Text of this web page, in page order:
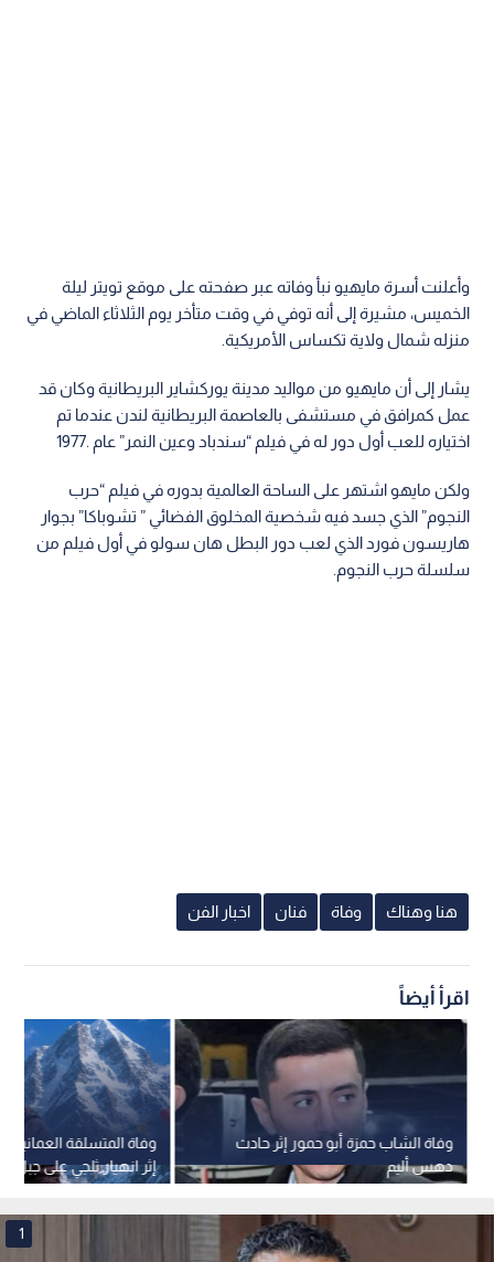
وأعلنت أسرة مايهيو نبأ وفاته عبر صفحته على موقع تويتر ليلة
الخميس، مشيرة إلى أنه توفي في وقت متأخر يوم الثلاثاء الماضي في
منزله شمال ولاية تكساس الأمريكية.
يشار إلى أن مايهيو من مواليد مدينة يوركشاير البريطانية وكان قد
عمل كمرافق في مستشفى بالعاصمة البريطانية لندن عندما تم
اختياره للعب أول دور له في فيلم “سندباد وعين النمر” عام .1977
ولكن مايهو اشتهر على الساحة العالمية بدوره في فيلم “حرب
النجوم” الذي جسد فيه شخصية المخلوق الفضائي ” تشوباكا” بجوار
هاريسون فورد الذي لعب دور البطل هان سولو في أول فيلم من
سلسلة حرب النجوم.
هنا وهناك وفاة فنان اخبار الفن
اقرأ أيضاً
وفاة المتسلقة العمانية
إثر انهيار ثلجي على جبل
باكستان
وفاة الشاب حمزة أبو حمور إثر حادث
دهس أليم
1